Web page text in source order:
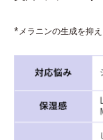
*メラニンの生成を抑